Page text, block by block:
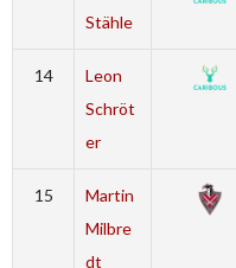
Stähle
14
Leon
Schröt
er
15
Martin
Milbre
dt